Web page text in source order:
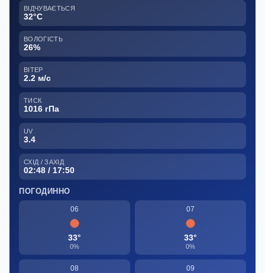
ВІДЧУВАЄТЬСЯ
32°C
ВОЛОГІСТЬ
26%
ВІТЕР
2.2 м/с
ТИСК
1016 гПа
UV
3.4
СХІД / ЗАХІД
02:48 / 17:50
ПОГОДИННО
06
33°
0%
07
33°
0%
08 09